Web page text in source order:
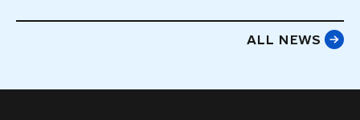
ALL NEWS